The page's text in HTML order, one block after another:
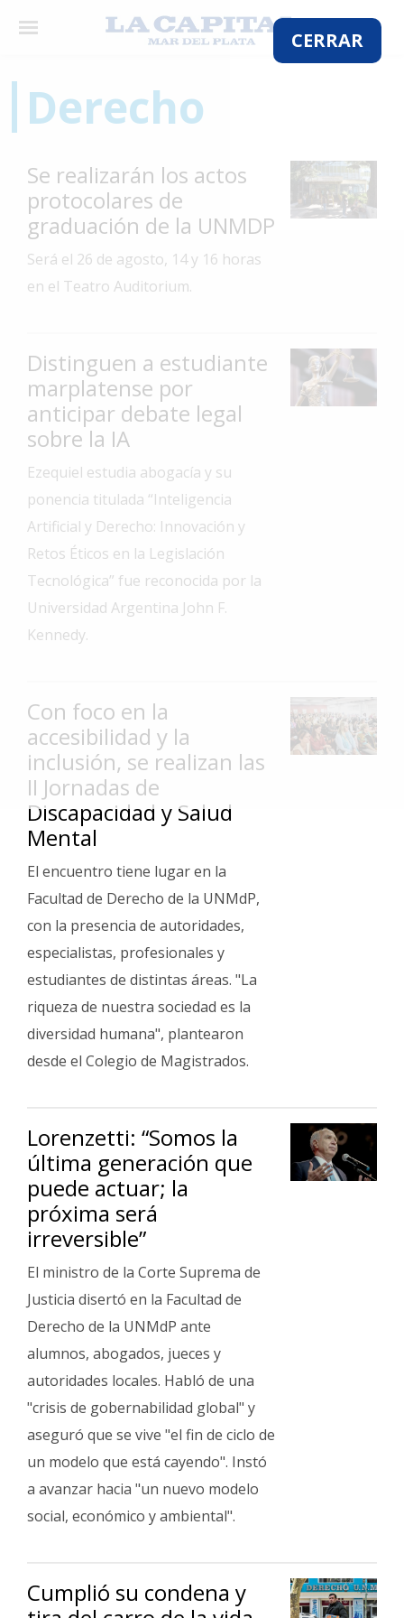
CERRAR
×
El
Mundo
La
Zona
Cultura
Gastronomía
Salud
Interés
General
La
Ciudad
Deportes
y
Espectáculos
Policiales
Fotos
de
Familia
Clasificados
Fúnebres
Derecho
Se realizarán los actos
protocolares de
graduación de la UNMDP
Será el 26 de agosto, 14 y 16 horas
en el Teatro Auditorium.
Distinguen a estudiante
marplatense por
anticipar debate legal
sobre la IA
Ezequiel estudia abogacía y su
ponencia titulada “Inteligencia
Artificial y Derecho: Innovación y
Retos Éticos en la Legislación
Tecnológica” fue reconocida por la
Universidad Argentina John F.
Kennedy.
Con foco en la
accesibilidad y la
inclusión, se realizan las
II Jornadas de
Discapacidad y Salud
Mental
El encuentro tiene lugar en la
Facultad de Derecho de la UNMdP,
con la presencia de autoridades,
especialistas, profesionales y
estudiantes de distintas áreas. "La
riqueza de nuestra sociedad es la
diversidad humana", plantearon
desde el Colegio de Magistrados.
Lorenzetti: “Somos la
última generación que
puede actuar; la
próxima será
irreversible”
El ministro de la Corte Suprema de
Justicia disertó en la Facultad de
Derecho de la UNMdP ante
alumnos, abogados, jueces y
autoridades locales. Habló de una
"crisis de gobernabilidad global" y
aseguró que se vive "el fin de ciclo de
un modelo que está cayendo". Instó
a avanzar hacia "un nuevo modelo
social, económico y ambiental".
Cumplió su condena y